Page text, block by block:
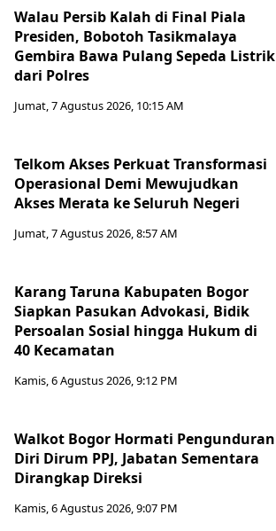
Walau Persib Kalah di Final Piala
Presiden, Bobotoh Tasikmalaya
Gembira Bawa Pulang Sepeda Listrik
dari Polres
Jumat, 7 Agustus 2026, 10:15 AM
Telkom Akses Perkuat Transformasi
Operasional Demi Mewujudkan
Akses Merata ke Seluruh Negeri
Jumat, 7 Agustus 2026, 8:57 AM
Karang Taruna Kabupaten Bogor
Siapkan Pasukan Advokasi, Bidik
Persoalan Sosial hingga Hukum di
40 Kecamatan
Kamis, 6 Agustus 2026, 9:12 PM
Walkot Bogor Hormati Pengunduran
Diri Dirum PPJ, Jabatan Sementara
Dirangkap Direksi
Kamis, 6 Agustus 2026, 9:07 PM